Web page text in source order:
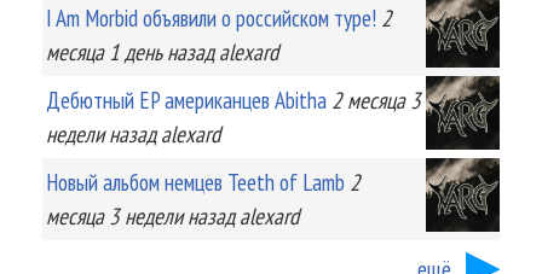
I Am Morbid объявили о российском туре! 2
месяца 1 деньназад alexard
Дебютный EP американцев Abitha 2 месяца 3
неделиназад alexard
Новый альбом немцев Teeth of Lamb 2
месяца 3 неделиназад alexard